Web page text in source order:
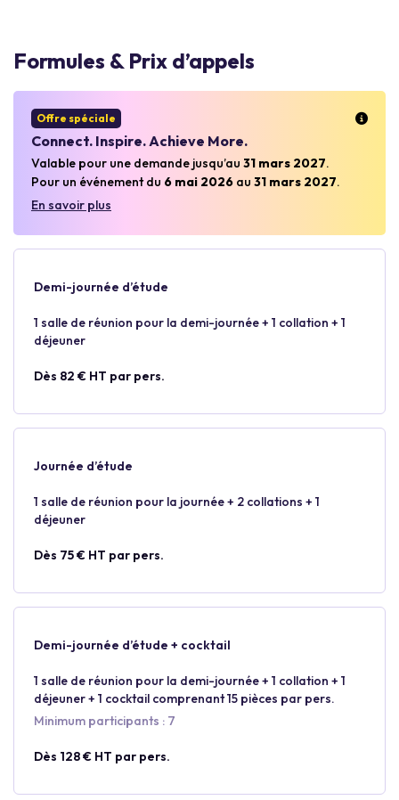
Formules & Prix d’appels
Offre spéciale
Connect. Inspire. Achieve More.
Valable pour une demande jusqu’au 31 mars 2027.
Pour un événement du 6 mai 2026 au 31 mars 2027.
En savoir plus
Demi-journée d’étude
1 salle de réunion pour la demi-journée + 1 collation + 1
déjeuner
Dès 82 € HT par pers.
Journée d’étude
1 salle de réunion pour la journée + 2 collations + 1
déjeuner
Dès 75 € HT par pers.
Demi-journée d’étude + cocktail
1 salle de réunion pour la demi-journée + 1 collation + 1
déjeuner + 1 cocktail comprenant 15 pièces par pers.
Minimum participants : 7
Dès 128 € HT par pers.